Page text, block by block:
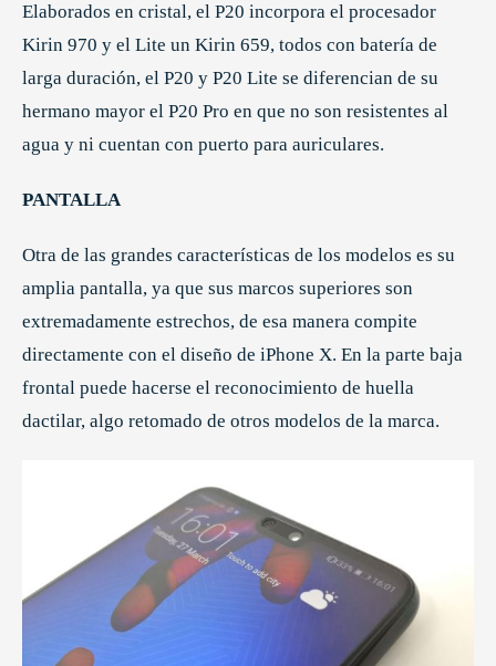
Elaborados en cristal, el P20 incorpora el procesador
Kirin 970 y el Lite un Kirin 659, todos con batería de
larga duración, el P20 y P20 Lite se diferencian de su
hermano mayor el P20 Pro en que no son resistentes al
agua y ni cuentan con puerto para auriculares.
PANTALLA
Otra de las grandes características de los modelos es su
amplia pantalla, ya que sus marcos superiores son
extremadamente estrechos, de esa manera compite
directamente con el diseño de iPhone X. En la parte baja
frontal puede hacerse el reconocimiento de huella
dactilar, algo retomado de otros modelos de la marca.